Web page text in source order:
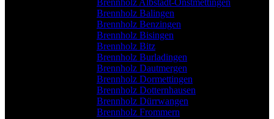
Brennholz Albstadt-Onstmettingen
Brennholz Balingen
Brennholz Benzingen
Brennholz Bisingen
Brennholz Bitz
Brennholz Burladingen
Brennholz Dautmergen
Brennholz Dormettingen
Brennholz Dotternhausen
Brennholz Dürrwangen
Brennholz Frommern